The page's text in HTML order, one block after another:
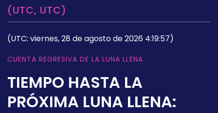
(UTC, UTC)
(UTC: viernes, 28 de agosto de 2026 4:19:57)
CUENTA REGRESIVA DE LA LUNA LLENA
TIEMPO HASTA LA
PRÓXIMA LUNA LLENA: